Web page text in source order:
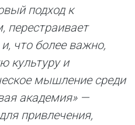
подход к
перестраивает
что более важно,
культуру и
мышление среди
академия» —
привлечения,